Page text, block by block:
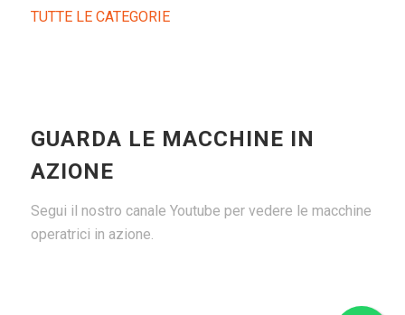
TUTTE LE CATEGORIE
GUARDA LE MACCHINE IN
AZIONE
Segui il nostro canale Youtube per vedere le macchine
operatrici in azione.